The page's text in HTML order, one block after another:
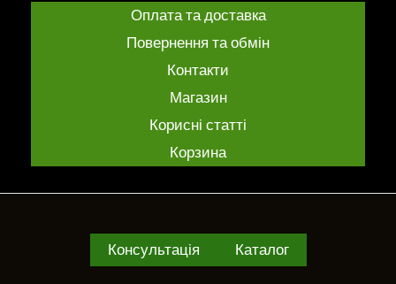
Оплата та доставка
Повернення та обмін
Контакти
Магазин
Корисні статті
Корзина
Консультація Каталог